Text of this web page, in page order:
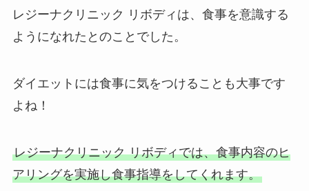
レジーナクリニック リボディは、食事を意識する
ようになれたとのことでした。
ダイエットには食事に気をつけることも大事です
よね！
レジーナクリニック リボディでは、食事内容のヒ
アリングを実施し食事指導をしてくれます。